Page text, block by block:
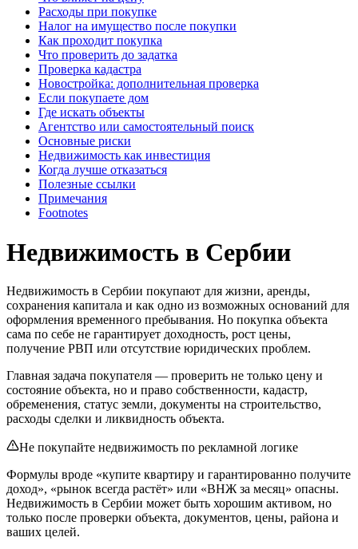
Расходы при покупке
Налог на имущество после покупки
Как проходит покупка
Что проверить до задатка
Проверка кадастра
Новостройка: дополнительная проверка
Если покупаете дом
Где искать объекты
Агентство или самостоятельный поиск
Основные риски
Недвижимость как инвестиция
Когда лучше отказаться
Полезные ссылки
Примечания
Footnotes
Недвижимость в Сербии
Недвижимость в Сербии покупают для жизни, аренды,
сохранения капитала и как одно из возможных оснований для
оформления временного пребывания. Но покупка объекта
сама по себе не гарантирует доходность, рост цены,
получение РВП или отсутствие юридических проблем.
Главная задача покупателя — проверить не только цену и
состояние объекта, но и право собственности, кадастр,
обременения, статус земли, документы на строительство,
расходы сделки и ликвидность объекта.
Не покупайте недвижимость по рекламной логике
Формулы вроде «купите квартиру и гарантированно получите
доход», «рынок всегда растёт» или «ВНЖ за месяц» опасны.
Недвижимость в Сербии может быть хорошим активом, но
только после проверки объекта, документов, цены, района и
ваших целей.